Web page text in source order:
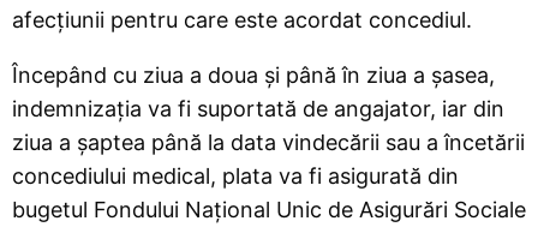
afecțiunii pentru care este acordat concediul.
Începând cu ziua a doua și până în ziua a șasea,
indemnizația va fi suportată de angajator, iar din
ziua a șaptea până la data vindecării sau a încetării
concediului medical, plata va fi asigurată din
bugetul Fondului Național Unic de Asigurări Sociale